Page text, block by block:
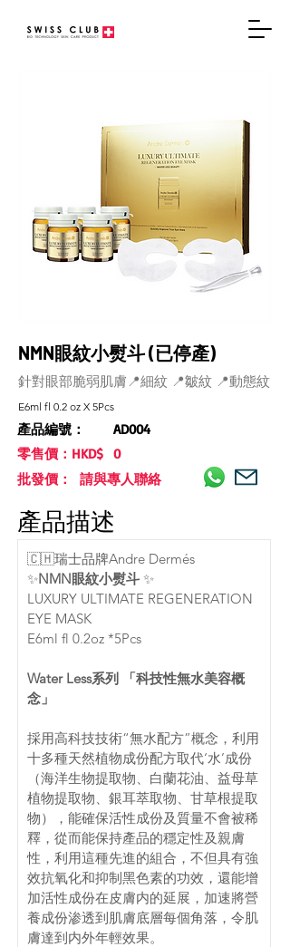
NMN眼紋小熨斗 (已停產)
針對眼部脆弱肌膚📍細紋 📍皺紋 📍動態紋
E6ml fl 0.2 oz X 5Pcs
產品編號：
AD004
零售價：HKD$ 0
批發價： 請與專人聯絡
產品描述
🇨🇭瑞士品牌Andre Dermés
✨NMN眼紋小熨斗 ✨
LUXURY ULTIMATE REGENERATION
EYE MASK
E6ml fl 0.2oz *5Pcs
Water Less系列 「科技性無水美容概
念」
採用高科技技術“無水配方”概念，利用
十多種天然植物成份配方取代‘水’成份
（海洋生物提取物、白蘭花油、益母草
植物提取物、銀耳萃取物、甘草根提取
物），能確保活性成份及質量不會被稀
釋，從而能保持產品的穩定性及親膚
性，利用這種先進的組合，不但具有強
效抗氧化和抑制黑色素的功效，還能增
加活性成份在皮膚内的延展，加速將營
養成份渗透到肌膚底層每個角落，令肌
膚達到内外年輕效果。